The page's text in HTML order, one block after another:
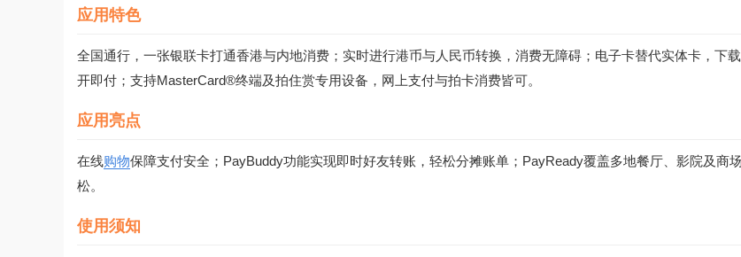
应用特色
全国通行，一张银联卡打通香港与内地消费；实时进行港币与人民币转换，消费无障碍；电子卡替代实体卡，下
开即付；支持MasterCard®终端及拍住赏专用设备，网上支付与拍卡消费皆可。
应用亮点
在线购物保障支付安全；PayBuddy功能实现即时好友转账，轻松分摊账单；PayReady覆盖多地餐厅、影院及商场
松。
使用须知